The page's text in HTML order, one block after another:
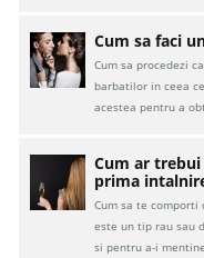
Cum sa faci
Cum sa procedezi
barbatilor in ceea
acestea pentru a
Cum ar
prima
Cum sa te
este un tip rau sau
si pentru a-i